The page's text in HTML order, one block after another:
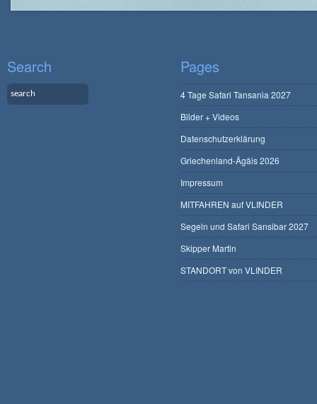
Search Pages
4 Tage Safari Tansania 2027
Bilder + Videos
Datenschutzerklärung
Griechenland-Ägäis 2026
Impressum
MITFAHREN auf VLINDER
Segeln und Safari Sansibar 2027
Skipper Martin
STANDORT von VLINDER